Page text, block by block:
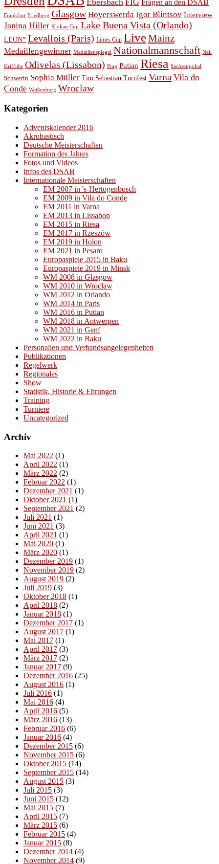
Ebersbach FIG Fragen an den DSAB
Frankfurt Friedberg Glasgow Hoyerswerda Igor Blintsov Interview
Janina Hiller Klokan Cup Lake Buena Vista (Orlando)
LEON* Levallois (Paris) Limes Cup LiveMainz
Medaillengewinner Medaillenspiegel Nationalmannschaft Neil
Griffiths Odivelas (Lissabon) Prag Putian Riesa Sachsenpokal
Schwerin Sophia Müller Tim Sebastian Turnfest Varna Vila do
Conde Weißenburg Wroclaw
Kategorien
Adventskalender 2016
Akrobastisch
Deutsche Meisterschaften
Formation des Jahres
Fotos und Videos
Infos des DSAB
Internationale Meisterschaften
EM 2007 in 's-Hertogenbosch
EM 2009 in Vila do Conde
EM 2011 in Varna
EM 2013 in Lissabon
EM 2015 in Riesa
EM 2017 in Rzeszów
EM 2019 in Holon
EM 2021 in Pesaro
Europaspiele 2015 in Baku
Europaspiele 2019 in Minsk
WM 2008 in Glasgow
WM 2010 in Wroclaw
WM 2012 in Orlando
WM 2014 in Paris
WM 2016 in Putian
WM 2018 in Antwerpen
WM 2021 in Genf
WM 2022 in Baku
Personalien und Verbandsangelegenheiten
Publikationen
Regelwerk
Regionales
Show
Statistik, Historie & Ehrungen
Training
Turniere
Uncategorized
Archiv
Mai 2022 (1)
April 2022 (1)
März 2022 (2)
Februar 2022 (1)
Dezember 2021 (1)
Oktober 2021 (1)
September 2021 (2)
Juli 2021 (1)
Juni 2021 (3)
April 2021 (1)
Mai 2020 (1)
März 2020 (1)
Dezember 2019 (1)
November 2019 (2)
August 2019 (2)
Juli 2019 (3)
Oktober 2018 (1)
April 2018 (2)
Januar 2018 (1)
Dezember 2017 (1)
August 2017 (1)
Mai 2017 (1)
April 2017 (3)
März 2017 (2)
Januar 2017 (9)
Dezember 2016 (25)
August 2016 (1)
Juli 2016 (1)
Mai 2016 (4)
April 2016 (5)
März 2016 (13)
Februar 2016 (6)
Januar 2016 (4)
Dezember 2015 (6)
November 2015 (6)
Oktober 2015 (14)
September 2015 (14)
August 2015 (3)
Juli 2015 (3)
Juni 2015 (12)
Mai 2015 (7)
April 2015 (7)
März 2015 (6)
Februar 2015 (4)
Januar 2015 (8)
Dezember 2014 (4)
November 2014 (9)